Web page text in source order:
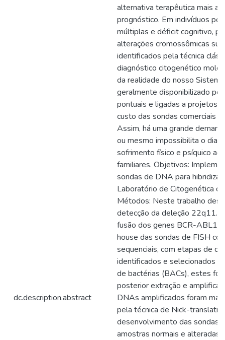
dc.description.abstract
alternativa terapêutica mais
prognóstico. Em indivíduos
múltiplas e déficit cognitivo,
alterações cromossômicas
identificados pela técnica
diagnóstico citogenético
da realidade do nosso
geralmente disponibilizado
pontuais e ligadas a projetos
custo das sondas comerciais
Assim, há uma grande
ou mesmo impossibilita o
sofrimento físico e psíquico
familiares. Objetivos:
sondas de DNA para
Laboratório de Citogenética
Métodos: Neste trabalho
detecção da deleção
fusão dos genes BCR-ABL1.
house das sondas de FISH
sequenciais, com etapas de
identificados e selecionados
de bactérias (BACs), estes
posterior extração e
DNAs amplificados foram
pela técnica de Nick-
desenvolvimento das sondas,
amostras normais e